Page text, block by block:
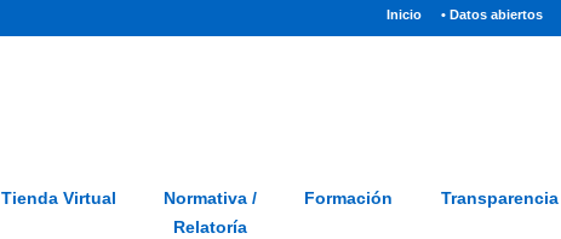
Inicio(current)
• Datos abiertos
Inicio Mapa del Sitio Glosario PQRSD Preguntas frecuentes
Tienda Virtual
Normativa /
Relatoría
Formación Transparencia